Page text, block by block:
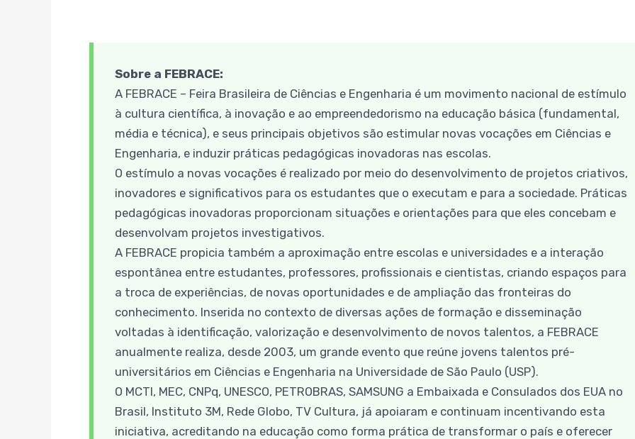
Sobre a FEBRACE:
A FEBRACE – Feira Brasileira de Ciências e Engenharia é um movimento nacional de estímulo
à cultura científica, à inovação e ao empreendedorismo na educação básica (fundamental,
média e técnica), e seus principais objetivos são estimular novas vocações em Ciências e
Engenharia, e induzir práticas pedagógicas inovadoras nas escolas.
O estímulo a novas vocações é realizado por meio do desenvolvimento de projetos criativos,
inovadores e significativos para os estudantes que o executam e para a sociedade. Práticas
pedagógicas inovadoras proporcionam situações e orientações para que eles concebam e
desenvolvam projetos investigativos.
A FEBRACE propicia também a aproximação entre escolas e universidades e a interação
espontânea entre estudantes, professores, profissionais e cientistas, criando espaços para
a troca de experiências, de novas oportunidades e de ampliação das fronteiras do
conhecimento. Inserida no contexto de diversas ações de formação e disseminação
voltadas à identificação, valorização e desenvolvimento de novos talentos, a FEBRACE
anualmente realiza, desde 2003, um grande evento que reúne jovens talentos pré-
universitários em Ciências e Engenharia na Universidade de São Paulo (USP).
O MCTI, MEC, CNPq, UNESCO, PETROBRAS, SAMSUNG a Embaixada e Consulados dos EUA no
Brasil, Instituto 3M, Rede Globo, TV Cultura, já apoiaram e continuam incentivando esta
iniciativa, acreditando na educação como forma prática de transformar o país e oferecer